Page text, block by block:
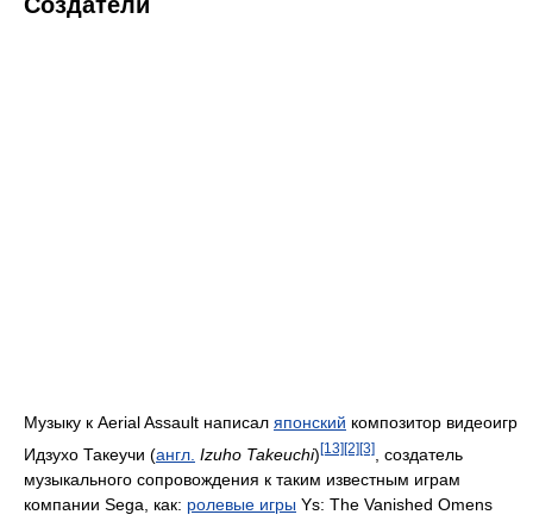
Музыку к Aerial Assault написал японский композитор видеоигр
Идзухо Такеучи (англ. Izuho Takeuchi)[13][2][3]
, создатель
музыкального сопровождения к таким известным играм
компании Sega, как: ролевые игры Ys: The Vanished Omens